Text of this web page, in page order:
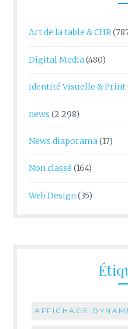
Art de la table & CHR
Digital Media(480)
Identité Visuelle & Print
news (2 298)
News diaporama(17)
Non classé (164)
Web Design(35)
AFFICHAGE